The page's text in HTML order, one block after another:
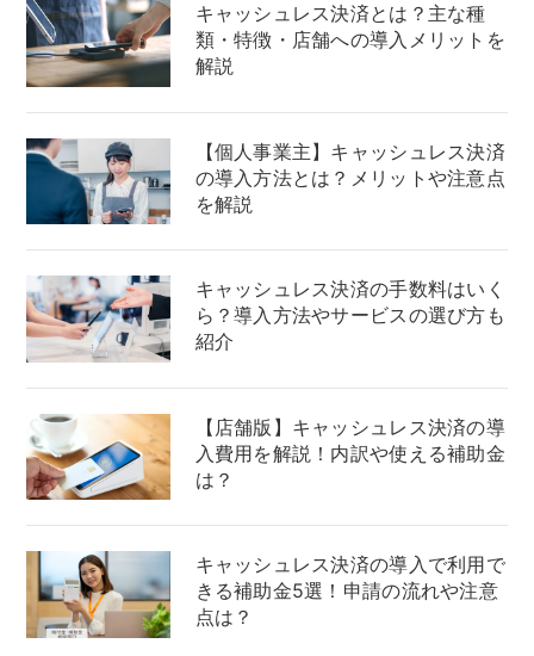
キャッシュレス決済とは？主な種
類・特徴・店舗への導入メリットを
解説
【個人事業主】キャッシュレス決済
の導入方法とは？メリットや注意点
を解説
キャッシュレス決済の手数料はいく
ら？導入方法やサービスの選び方も
紹介
【店舗版】キャッシュレス決済の導
入費用を解説！内訳や使える補助金
は？
キャッシュレス決済の導入で利用で
きる補助金5選！申請の流れや注意
点は？